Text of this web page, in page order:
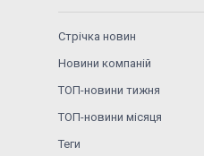
Стрічка новин
Новини компаній
ТОП-новини тижня
ТОП-новини місяця
Теги